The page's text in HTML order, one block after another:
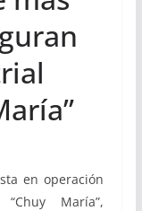
en operación
María”,